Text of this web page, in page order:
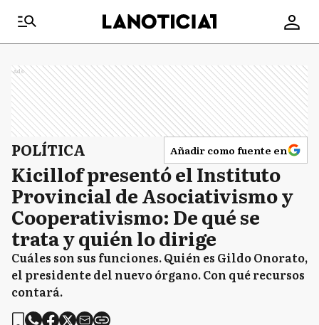
Ads
POLÍTICA Añadir como fuente en
Kicillof presentó el Instituto
Provincial de Asociativismo y
Cooperativismo: De qué se
trata y quién lo dirige
Cuáles son sus funciones. Quién es Gildo Onorato,
el presidente del nuevo órgano. Con qué recursos
contará.